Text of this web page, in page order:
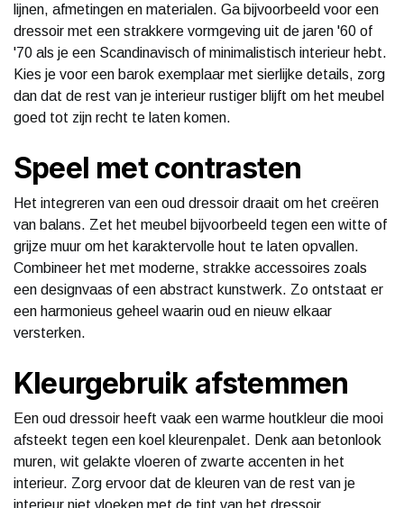
lijnen, afmetingen en materialen. Ga bijvoorbeeld voor een
dressoir met een strakkere vormgeving uit de jaren '60 of
'70 als je een Scandinavisch of minimalistisch interieur hebt.
Kies je voor een barok exemplaar met sierlijke details, zorg
dan dat de rest van je interieur rustiger blijft om het meubel
goed tot zijn recht te laten komen.
Speel met contrasten
Het integreren van een oud dressoir draait om het creëren
van balans. Zet het meubel bijvoorbeeld tegen een witte of
grijze muur om het karaktervolle hout te laten opvallen.
Combineer het met moderne, strakke accessoires zoals
een designvaas of een abstract kunstwerk. Zo ontstaat er
een harmonieus geheel waarin oud en nieuw elkaar
versterken.
Kleurgebruik afstemmen
Een oud dressoir heeft vaak een warme houtkleur die mooi
afsteekt tegen een koel kleurenpalet. Denk aan betonlook
muren, wit gelakte vloeren of zwarte accenten in het
interieur. Zorg ervoor dat de kleuren van de rest van je
interieur niet vloeken met de tint van het dressoir.